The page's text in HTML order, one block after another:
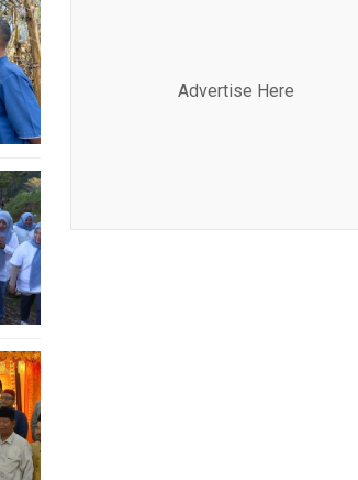
Advertise Here